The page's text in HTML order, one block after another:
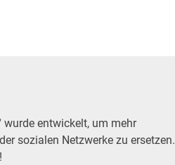
wurde entwickelt, um mehr
sozialen Netzwerke zu ersetzen.